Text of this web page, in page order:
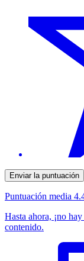
Enviar la puntuación
Puntuación media
Hasta ahora, ¡no
contenido.